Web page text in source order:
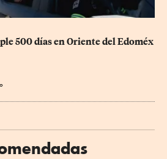
500 días en Oriente del Edoméx